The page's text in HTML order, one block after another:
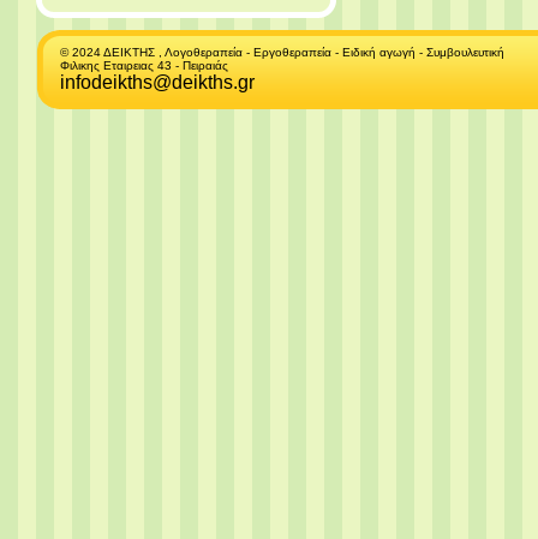
© 2024 ΔΕΙΚΤΗΣ , Λογοθεραπεία - Εργοθεραπεία - Ειδική αγωγή - Συμβουλευτική
Φιλικης Εταιρειας 43 - Πειραιάς
infodeikths@deikths.gr